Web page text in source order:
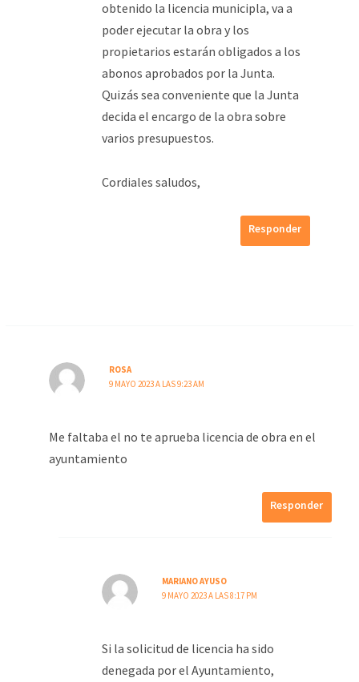
obtenido la licencia municipla, va a
poder ejecutar la obra y los
propietarios estarán obligados a los
abonos aprobados por la Junta.
Quizás sea conveniente que la Junta
decida el encargo de la obra sobre
varios presupuestos.
Cordiales saludos,
Responder
ROSA
9 MAYO 2023 A LAS 9:23 AM
Me faltaba el no te aprueba licencia de obra en el
ayuntamiento
Responder
MARIANO AYUSO
9 MAYO 2023 A LAS 8:17 PM
Si la solicitud de licencia ha sido
denegada por el Ayuntamiento,